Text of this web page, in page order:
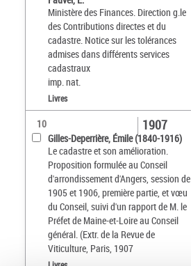
Ministère des Finances. Direction g.le
des Contributions directes et du
cadastre. Notice sur les tolérances
admises dans différents services
cadastraux
imp. nat.
Livres
10
Gilles-Deperrière, Émile (1840-1916)
Le cadastre et son amélioration.
Proposition formulée au Conseil
d'arrondissement d'Angers, session de
1905 et 1906, première partie, et vœu
du Conseil, suivi d'un rapport de M. le
Préfet de Maine-et-Loire au Conseil
général. (Extr. de la Revue de
Viticulture, Paris, 1907
1907